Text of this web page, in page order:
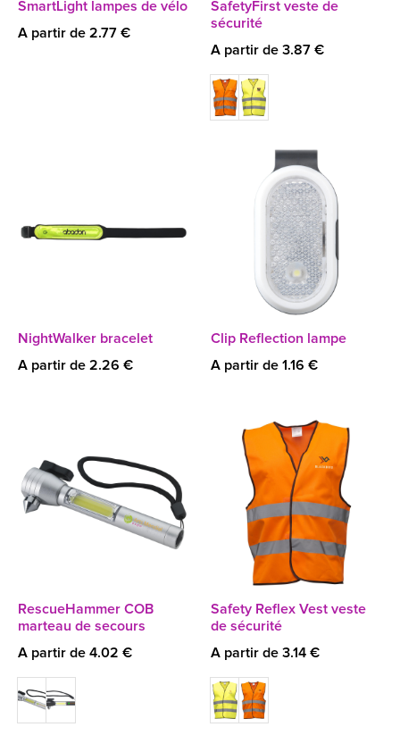
SmartLight lampes de vélo
A partir de 2.77 €
SafetyFirst veste de
sécurité
A partir de 3.87 €
NightWalker bracelet
A partir de 2.26 €
Clip Reflection lampe
A partir de 1.16 €
RescueHammer COB
marteau de secours
A partir de 4.02 €
Safety Reflex Vest veste
de sécurité
A partir de 3.14 €